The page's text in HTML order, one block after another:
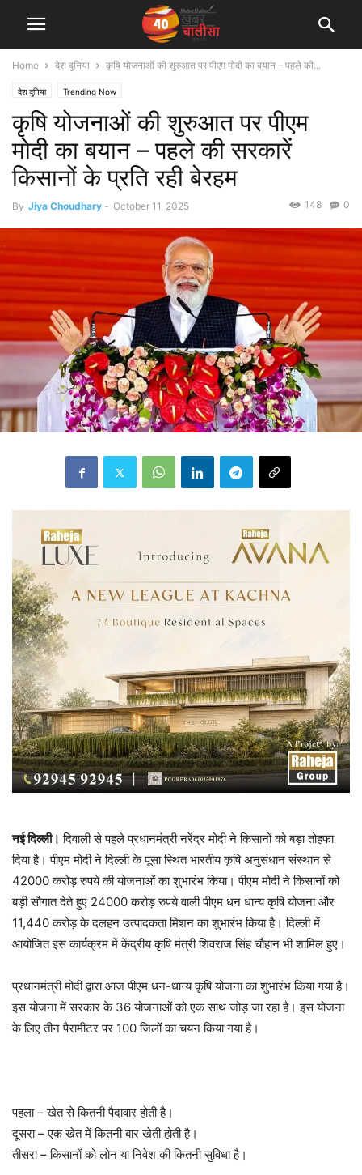
Home देश दुनिया कृषि योजनाओं की शुरुआत पर पीएम मोदी का बयान – पहले की...
देश दुनिया Trending Now
कृषि योजनाओं की शुरुआत पर पीएम
मोदी का बयान – पहले की सरकारें
किसानों के प्रति रही बेरहम
By Jiya Choudhary - October 11, 2025 0
148
नई दिल्ली। दिवाली से पहले प्रधानमंत्री नरेंद्र मोदी ने किसानों को बड़ा तोहफा
दिया है। पीएम मोदी ने दिल्ली के पूसा स्थित भारतीय कृषि अनुसंधान संस्थान से
42000 करोड़ रुपये की योजनाओं का शुभारंभ किया। पीएम मोदी ने किसानों को
बड़ी सौगात देते हुए 24000 करोड़ रुपये वाली पीएम धन धान्य कृषि योजना और
11,440 करोड़ के दलहन उत्पादकता मिशन का शुभारंभ किया है। दिल्ली में
आयोजित इस कार्यक्रम में केंद्रीय कृषि मंत्री शिवराज सिंह चौहान भी शामिल हुए।
प्रधानमंत्री मोदी द्वारा आज पीएम धन-धान्य कृषि योजना का शुभारंभ किया गया है।
इस योजना में सरकार के 36 योजनाओं को एक साथ जोड़ जा रहा है। इस योजना
के लिए तीन पैरामीटर पर 100 जिलों का चयन किया गया है।
पहला – खेत से कितनी पैदावार होती है।
दूसरा – एक खेत में कितनी बार खेती होती है।
तीसरा – किसानों को लोन या निवेश की कितनी सुविधा है।